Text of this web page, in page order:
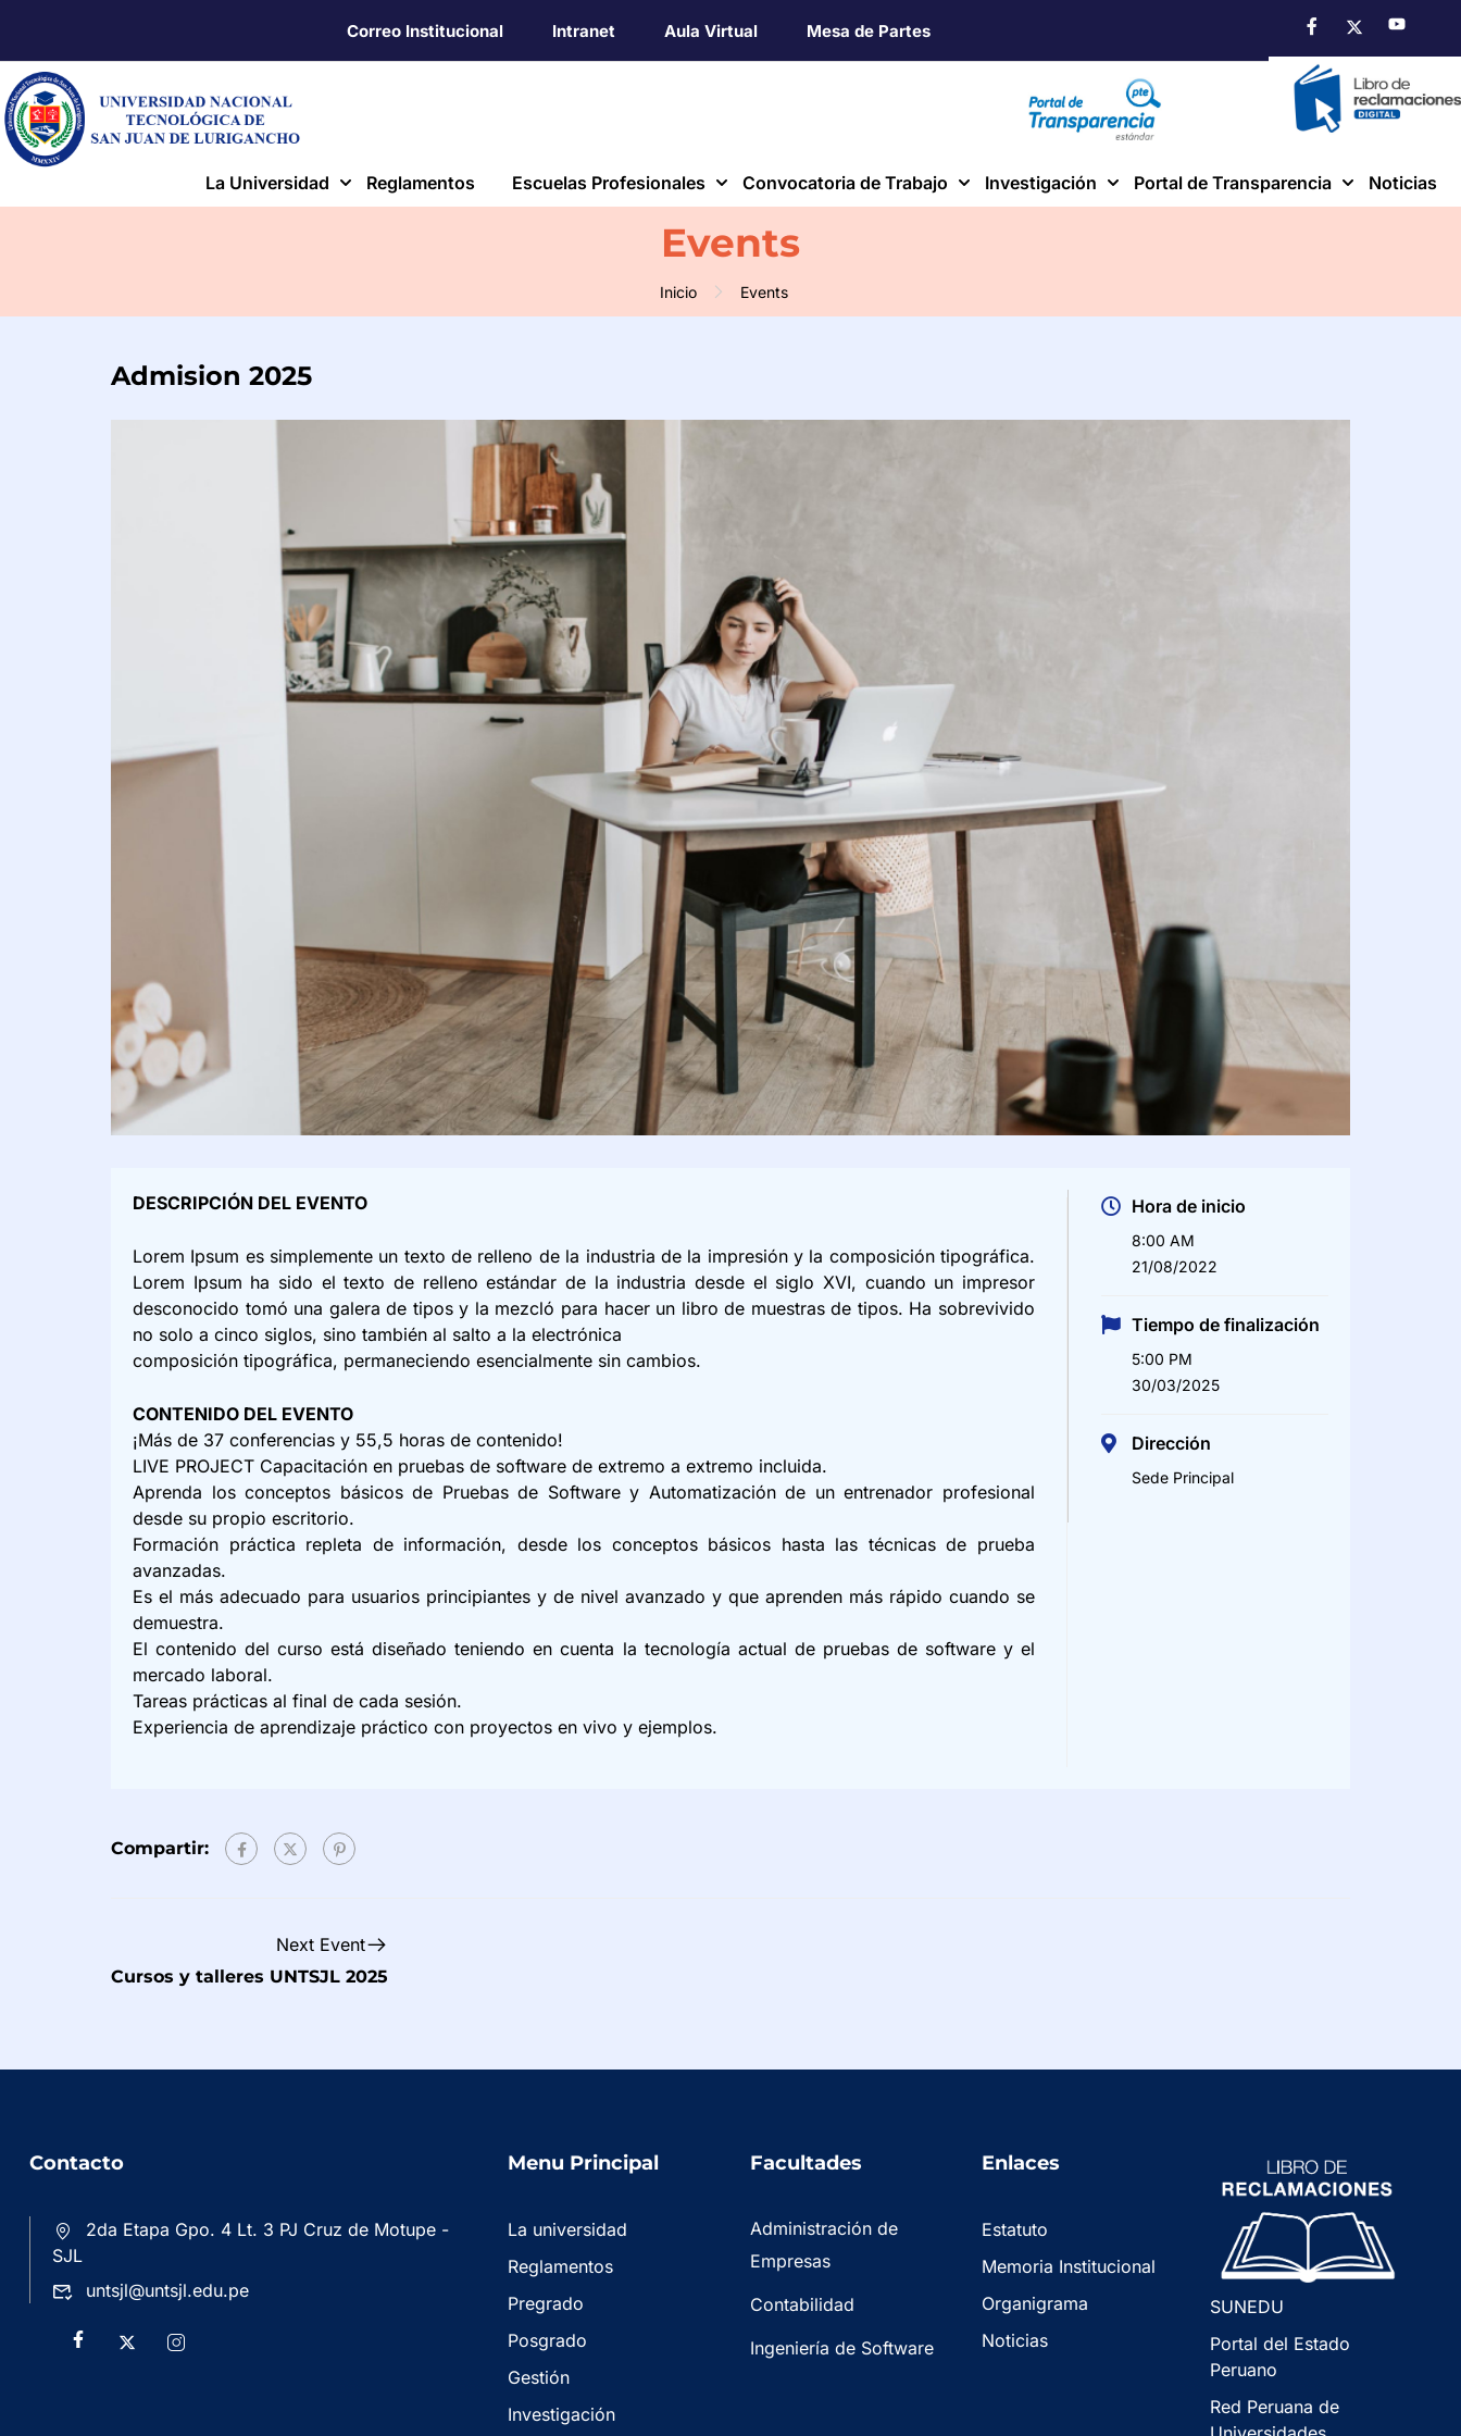
Correo Institucional Intranet Aula Virtual Mesa de Partes
La Universidad Reglamentos Escuelas Profesionales Convocatoria de Trabajo Investigación Portal de Transparencia Noticias
Events
Inicio Events
Admision 2025
DESCRIPCIÓN DEL EVENTO
Lorem Ipsum es simplemente un texto de relleno de la industria de la impresión y la composición tipográfica.
Lorem Ipsum ha sido el texto de relleno estándar de la industria desde el siglo XVI, cuando un impresor
desconocido tomó una galera de tipos y la mezcló para hacer un libro de muestras de tipos. Ha sobrevivido
no solo a cinco siglos, sino también al salto a la electrónica
composición tipográfica, permaneciendo esencialmente sin cambios.
CONTENIDO DEL EVENTO
¡Más de 37 conferencias y 55,5 horas de contenido!
LIVE PROJECT Capacitación en pruebas de software de extremo a extremo incluida.
Aprenda los conceptos básicos de Pruebas de Software y Automatización de un entrenador profesional
desde su propio escritorio.
Formación práctica repleta de información, desde los conceptos básicos hasta las técnicas de prueba
avanzadas.
Es el más adecuado para usuarios principiantes y de nivel avanzado y que aprenden más rápido cuando se
demuestra.
El contenido del curso está diseñado teniendo en cuenta la tecnología actual de pruebas de software y el
mercado laboral.
Tareas prácticas al final de cada sesión.
Experiencia de aprendizaje práctico con proyectos en vivo y ejemplos.
Hora de inicio
8:00 AM
21/08/2022
Tiempo de finalización
5:00 PM
30/03/2025
Dirección
Sede Principal
Compartir:
Next Event
Cursos y talleres UNTSJL 2025
Contacto
2da Etapa Gpo. 4 Lt. 3 PJ Cruz de Motupe -
SJL
untsjl@untsjl.edu.pe
Menu Principal
La universidad
Reglamentos
Pregrado
Posgrado
Gestión
Investigación
Facultades
Administración de
Empresas
Contabilidad
Ingeniería de Software
Enlaces
Estatuto
Memoria Institucional
Organigrama
Noticias
SUNEDU
Portal del Estado
Peruano
Red Peruana de